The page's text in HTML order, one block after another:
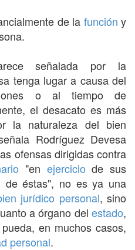
de la función y
señalada por la
tenga lugar a causa del
o al tiempo de
el desacato es más
la naturaleza del bien
Rodríguez Devesa
ofensas dirigidas contra
"en ejercicio de sus
de éstas", no es ya una
jurídico personal, sino
a órgano del estado,
en muchos casos,
personal.